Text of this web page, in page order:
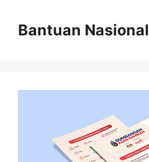
contentBantuan Nasional